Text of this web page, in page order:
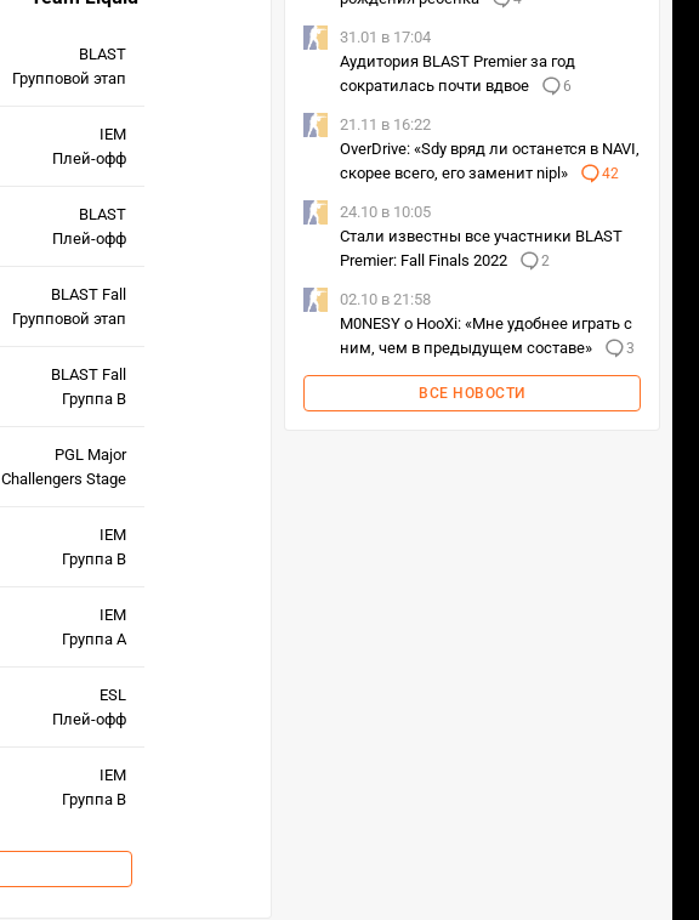
BLAST
Групповой этап
IEM
Плей-офф
BLAST
Плей-офф
BLAST Fall
Групповой этап
BLAST Fall
Группа B
PGL Major
Challengers Stage
IEM
Группа B
IEM
Группа A
ESL
Плей-офф
IEM
Группа B
31.01 в 17:04
Аудитория BLAST Premier за год
сократилась почти вдвое
6
21.11 в 16:22
OverDrive: «Sdy вряд ли останется в NAVI,
скорее всего, его заменит nipl»
42
24.10 в 10:05
Стали известны все участники BLAST
Premier: Fall Finals 2022
2
02.10 в 21:58
M0NESY о HooXi: «Мне удобнее играть с
ним, чем в предыдущем составе»
3
ВСЕ НОВОСТИ